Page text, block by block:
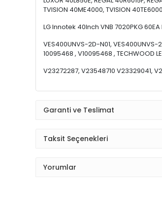
TVISION 40ME4000, TVISION
LG Innotek 40Inch VNB 7020PKG 60EA
VES400UNVS-2D-N01,
10095468 , V10095468 , TECHWOOD
V23272287, V23548710 V23329041,
Garanti ve Teslimat
Taksit Seçenekleri
Yorumlar